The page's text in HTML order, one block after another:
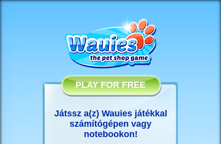
PLAY FOR FREE
Játssz a(z) Wauies játékkal
számítógépen vagy
notebookon!